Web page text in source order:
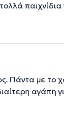
Πάντα με το
αγάπη